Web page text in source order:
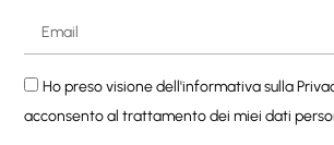
Ho preso visione dell'informativa sulla
acconsento al trattamento dei miei dati